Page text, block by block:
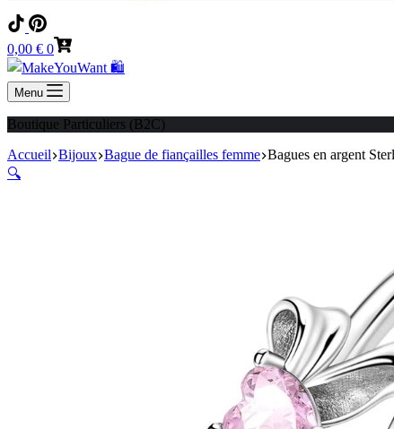
Panier
d’achat
0,00 € 0
Menu
Boutique Particuliers (B2C)
Accueil Bijoux Bague de fiançailles femme Bagues en argent
🔍